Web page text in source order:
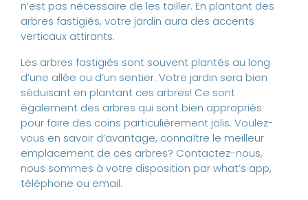
n’est pas nécessaire de les tailler. En plantant des
arbres fastigiés, votre jardin aura des accents
verticaux attirants.
Les arbres fastigiés sont souvent plantés au long
d’une allée ou d’un sentier. Votre jardin sera bien
séduisant en plantant ces arbres! Ce sont
également des arbres qui sont bien appropriés
pour faire des coins particulièrement jolis. Voulez-
vous en savoir d’avantage, connaître le meilleur
emplacement de ces arbres? Contactez-nous,
nous sommes à votre disposition par what’s app,
téléphone ou email.